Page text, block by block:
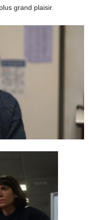
grand plaisir.